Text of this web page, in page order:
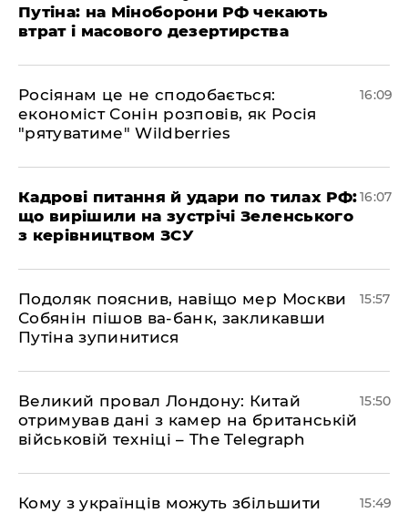
Путіна: на Міноборони РФ чекають
втрат і масового дезертирства
Росіянам це не сподобається:
економіст Сонін розповів, як Росія
"рятуватиме" Wildberries
16:09
Кадрові питання й удари по тилах РФ:
що вирішили на зустрічі Зеленського
з керівництвом ЗСУ
16:07
Подоляк пояснив, навіщо мер Москви
Собянін пішов ва-банк, закликавши
Путіна зупинитися
15:57
Великий провал Лондону: Китай
отримував дані з камер на британській
військовій техніці – The Telegraph
15:50
Кому з українців можуть збільшити
15:49